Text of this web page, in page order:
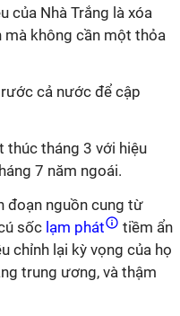
của Nhà Trắng là xóa
mà không cần một thỏa
cả nước để cập
thúc tháng 3 với hiệu
7 năm ngoái.
đoạn nguồn cung từ
sốc lạm phát
tiềm ẩn
chỉnh lại kỳ vọng của họ
trung ương, và thậm